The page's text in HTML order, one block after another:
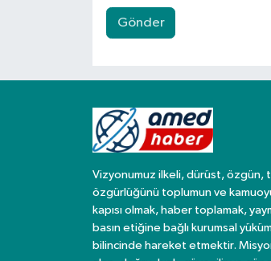
Gönder
Vizyonumuz ilkeli, dürüst, özgün,
özgürlüğünü toplumun ve
kapısı olmak, haber toplamak,
basın etiğine bağlı kurumsal
bilincinde hareket etmektir.